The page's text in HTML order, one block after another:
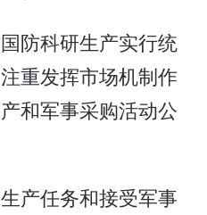
防科研生产实行统
重发挥市场机制作
和军事采购活动公
产任务和接受军事